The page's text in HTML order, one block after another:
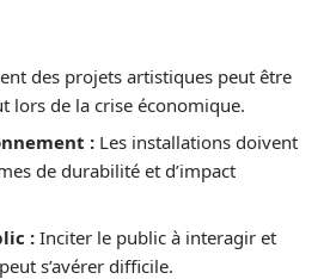
des projets artistiques peut être
lors de la crise économique.
: Les installations doivent
de durabilité et d’impact
: Inciter le public à interagir et
s’avérer difficile.